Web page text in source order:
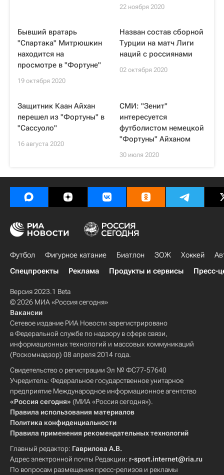
22 ноября 2020
Бывший вратарь
"Спартака" Митрюшкин
находится на
просмотре в "Фортуне"
19 октября 2020
Назван состав сборной
Турции на матч Лиги
наций с россиянами
02 октября 2020
Защитник Каан Айхан
перешел из "Фортуны" в
"Сассуоло"
16 августа 2020
СМИ: "Зенит"
интересуется
футболистом немецкой
"Фортуны" Айханом
30 июля 2020
Футбол Фигурное катание Биатлон ЗОЖ Хоккей
Спецпроекты
Реклама Продукты и сервисы Пресс-
Версия 2023.1 Beta
© 2026 МИА «Россия сегодня»
Вакансии
Сетевое издание РИА Новости зарегистрировано
в Федеральной службе по надзору в сфере связи,
информационных технологий и массовых коммуникаций
(Роскомнадзор) 08 апреля 2014 года.
Свидетельство о регистрации Эл № ФС77-57640
Учредитель: Федеральное государственное унитарное
предприятие Международное информационное агентство
«Россия сегодня» (МИА «Россия сегодня»).
Правила использования материалов
Политика конфиденциальности
Правила применения рекомендательных технологий
Главный редактор: Гаврилова А.В.
Адрес электронной почты Редакции: r-sport.internet@ria.ru
По вопросам размещения пресс-релизов и рекламы